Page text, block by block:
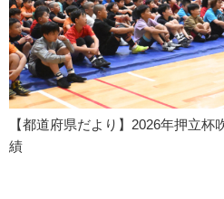
【都道府県だより】2026年押立
績